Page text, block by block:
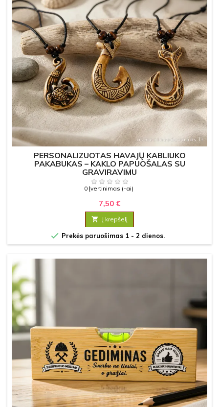
PERSONALIZUOTAS HAVAJŲ KABLIUKO
PAKABUKAS – KAKLO PAPUOŠALAS SU
GRAVIRAVIMU
0 Įvertinimas (-ai)
7,50 €
 Į krepšelį
 Prekės paruošimas 1 - 2 dienos.